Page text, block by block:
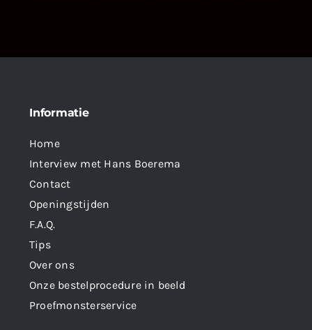
Informatie
Home
Interview met Hans Boerema
Contact
Openingstijden
F.A.Q.
Tips
Over ons
Onze bestelprocedure in beeld
Proefmonsterservice